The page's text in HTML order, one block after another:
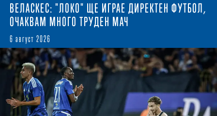
ВЕЛАСКЕС: "ЛОКО" ЩЕ ИГРАЕ ДИРЕКТЕН ФУТБОЛ,
ОЧАКВАМ МНОГО ТРУДЕН МАЧ
6 август 2026